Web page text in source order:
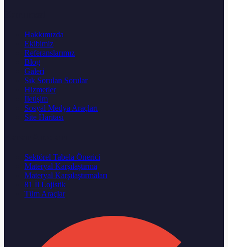
Hakkımızda
Ekibimiz
Referanslarımız
Blog
Galeri
Sık Sorulan Sorular
Hizmetler
İletişim
Sosyal Medya Araçları
Site Haritası
Sektörel Tabela Önerici
Materyal Karşılaştırma
Materyal Karşılaştırmaları
81 İl Lojistik
Tüm Araçlar